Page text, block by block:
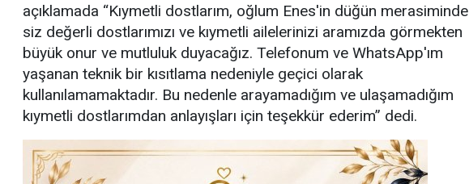
açıklamada “Kıymetli dostlarım, oğlum Enes'in düğün merasiminde
siz değerli dostlarımızı ve kıymetli ailelerinizi aramızda görmekten
büyük onur ve mutluluk duyacağız. Telefonum ve WhatsApp'ım
yaşanan teknik bir kısıtlama nedeniyle geçici olarak
kullanılamamaktadır. Bu nedenle arayamadığım ve ulaşamadığım
kıymetli dostlarımdan anlayışları için teşekkür ederim” dedi.